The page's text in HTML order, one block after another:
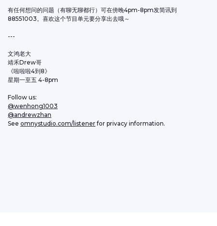
有任何想问的问题（有聊无聊都行）可在傍晚4pm-8pm发简讯到
88551003。喜欢这个节目单元要分享出去哦～
---
文鸿老大
靖禾Drew哥
《啦啦啦4到8》
星期一至五 4-8pm
Follow us:
@wenhong1003
@andrewzhan
See omnystudio.com/listener for privacy information.